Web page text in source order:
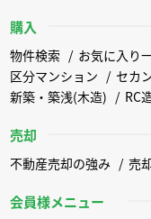
購入
物件検索 お気に入り
区分マンション
セカ
新築・築浅(木造)
RC
売却
不動産売却の強み 売
会員様メニュー